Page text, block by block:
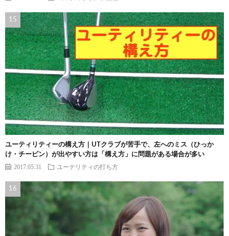
ユーティリティーの構え方｜UTクラブが苦手で、左へのミス（ひっか
け・チーピン）が出やすい方は「構え方」に問題がある場合が多い
2017.05.31 ユーテリティの打ち方